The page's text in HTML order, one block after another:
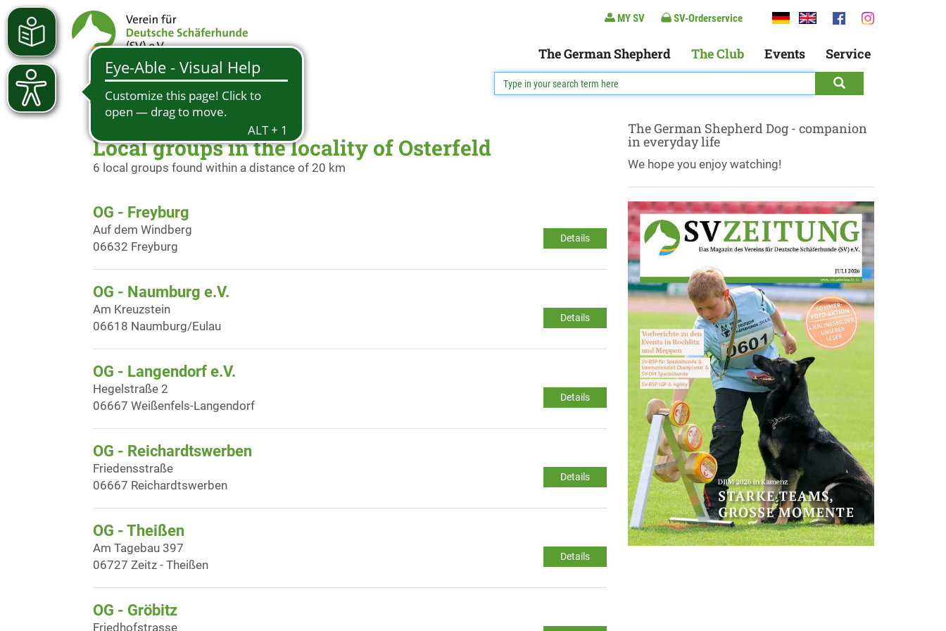
MY SV SV-Orderservice
The German Shepherd The Club Events Service
Local groups in the locality of Osterfeld
6 local groups found within a distance of 20 km
OG - Freyburg
Details
Auf dem Windberg
06632 Freyburg
OG - Naumburg e.V.
Details
Am Kreuzstein
06618 Naumburg/Eulau
OG - Langendorf e.V.
Details
Hegelstraße 2
06667 Weißenfels-Langendorf
OG - Reichardtswerben
Details
Friedensstraße
06667 Reichardtswerben
OG - Theißen
Details
Am Tagebau 397
06727 Zeitz - Theißen
OG - Gröbitz
Friedhofstrasse
The German Shepherd Dog - companion
in everyday life
We hope you enjoy watching!